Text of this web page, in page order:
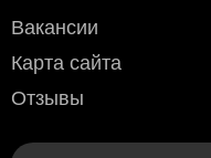
(необходимо
Переводом по
Через
Вакансии
Карта сайта
Отзывы